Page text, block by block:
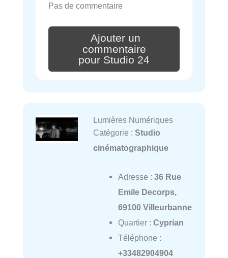
Pas de commentaire
Ajouter un
commentaire
pour Studio 24
Lumières Numériques
Catégorie : Studio
cinématographique
Adresse : 36 Rue
Emile Decorps,
69100 Villeurbanne
Quartier : Cyprian
Téléphone :
+33482904904